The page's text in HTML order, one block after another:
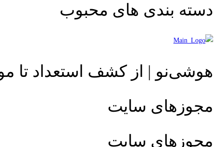
دسته بندی های محبوب
هوشی‌نو | از کشف استعداد تا
مجوزهای سایت
مجوزهای سایت